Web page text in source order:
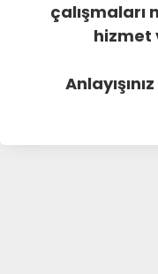
çalışmaları
hizmet